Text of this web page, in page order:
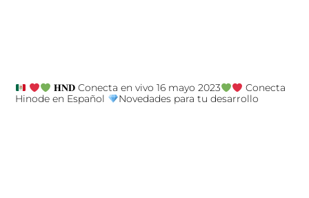
𝐇𝐍𝐃 Conecta en vivo 16 mayo 2023
Conecta
Hinode en Español
Novedades para tu desarrollo